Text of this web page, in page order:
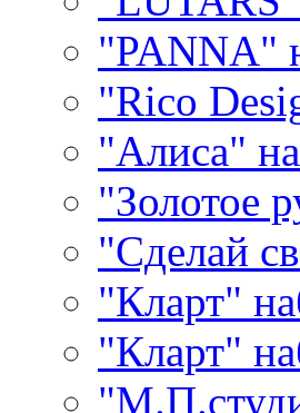
"PANNA"
"Rico
"Алиса"
"Золотое
"Сделай
"Кларт"
"Кларт"